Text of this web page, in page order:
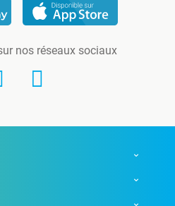
nos réseaux sociaux